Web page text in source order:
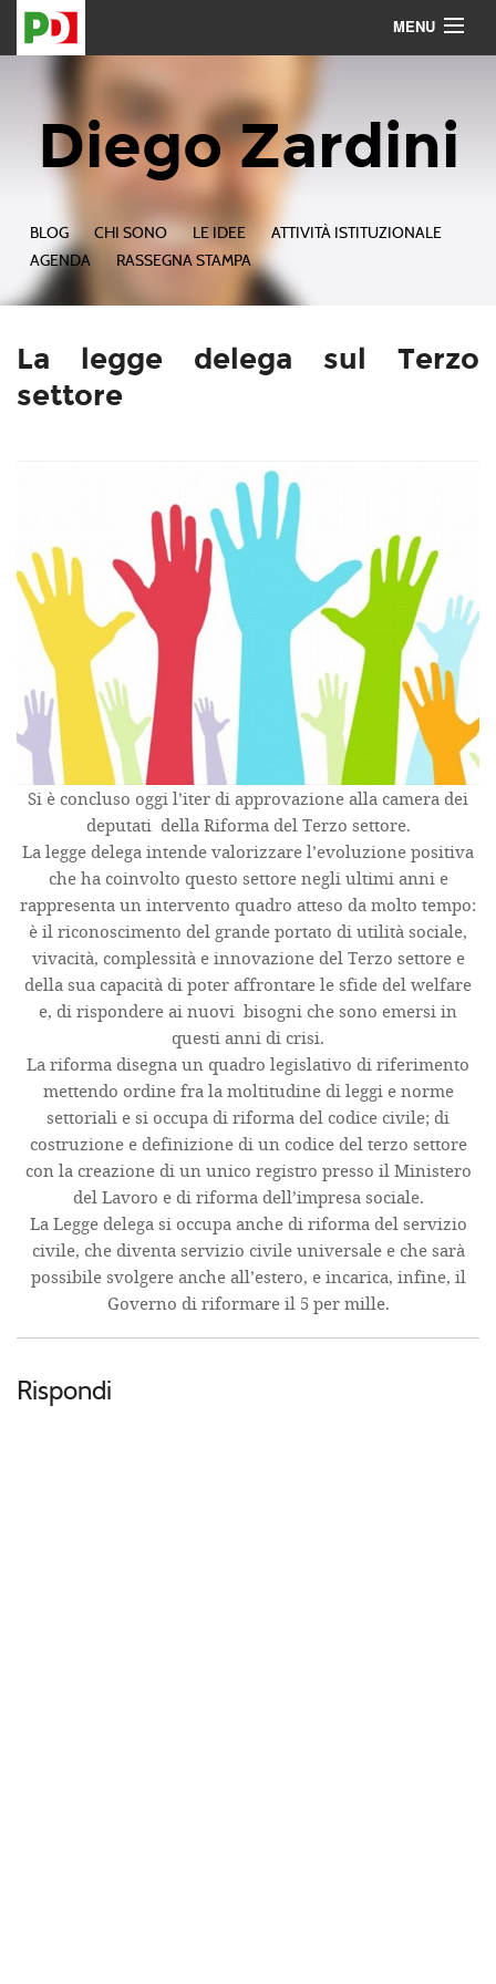
MENU
Diego Zardini
BLOG CHI SONO LE IDEE
ATTIVITÀ ISTITUZIONALE
AGENDA
RASSEGNA STAMPA
La legge delega sul Terzo
settore
Si è concluso oggi l’iter di approvazione alla camera dei
deputati della Riforma del Terzo settore.
La legge delega intende valorizzare l’evoluzione positiva
che ha coinvolto questo settore negli ultimi anni e
rappresenta un intervento quadro atteso da molto tempo:
è il riconoscimento del grande portato di utilità sociale,
vivacità, complessità e innovazione del Terzo settore e
della sua capacità di poter affrontare le sfide del welfare
e, di rispondere ai nuovi bisogni che sono emersi in
questi anni di crisi.
La riforma disegna un quadro legislativo di riferimento
mettendo ordine fra la moltitudine di leggi e norme
settoriali e si occupa di riforma del codice civile; di
costruzione e definizione di un codice del terzo settore
con la creazione di un unico registro presso il Ministero
del Lavoro e di riforma dell’impresa sociale.
La Legge delega si occupa anche di riforma del servizio
civile, che diventa servizio civile universale e che sarà
possibile svolgere anche all’estero, e incarica, infine, il
Governo di riformare il 5 per mille.
Rispondi